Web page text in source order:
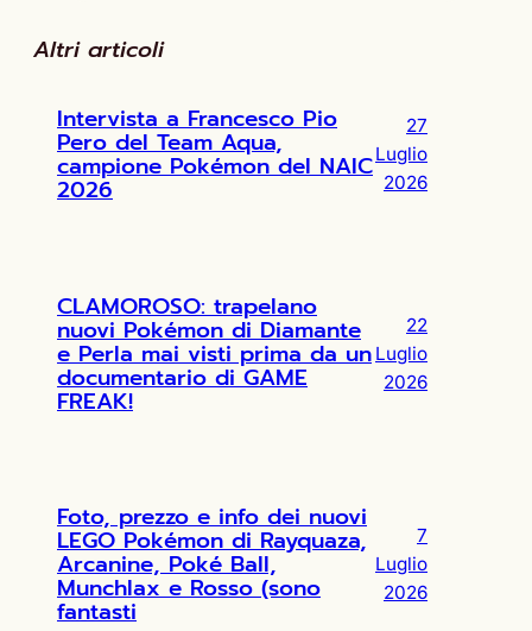
Altri articoli
Intervista a Francesco Pio
Pero del Team Aqua,
campione Pokémon del NAIC
2026
27
Luglio
2026
CLAMOROSO: trapelano
nuovi Pokémon di Diamante
e Perla mai visti prima da un
documentario di GAME
FREAK!
22
Luglio
2026
Foto, prezzo e info dei nuovi
LEGO Pokémon di Rayquaza,
Arcanine, Poké Ball,
Munchlax e Rosso (sono
fantasti
7
Luglio
2026